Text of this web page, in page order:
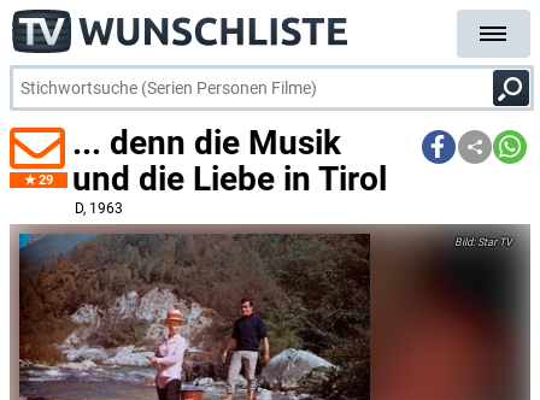
29
... denn die Musik
und die Liebe in Tirol
D, 1963
Star TV